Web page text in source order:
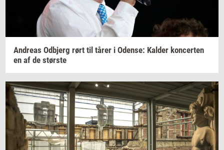
An­dreas Od­b­jerg rørt til tårer i Oden­se: Kal­der kon­cer­ten
en af de stør­ste